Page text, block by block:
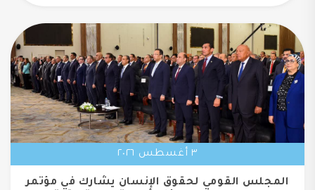
٣ أغسطس ٢٠٢٦
المجلس القومي لحقوق الإنسان يشارك في مؤتمر